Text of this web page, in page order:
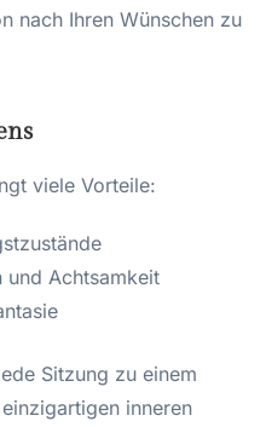
nach Ihren Wünschen zu
viele Vorteile:
und Achtsamkeit
Sitzung zu einem
inneren